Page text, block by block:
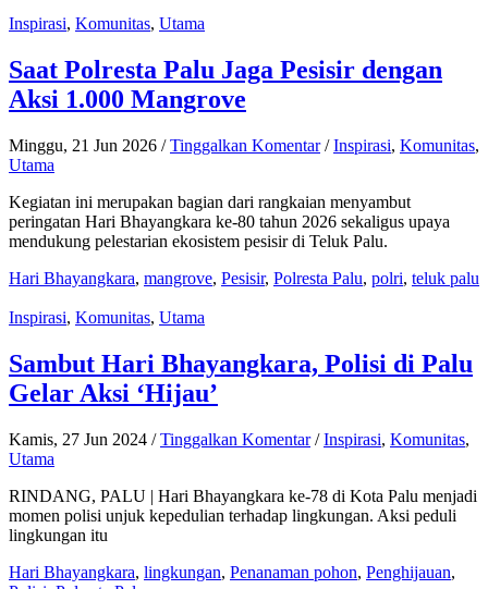
Inspirasi, Komunitas, Utama
Saat Polresta Palu Jaga Pesisir dengan
Aksi 1.000 Mangrove
Minggu, 21 Jun 2026 /Tinggalkan Komentar /Inspirasi, Komunitas,
Utama
Kegiatan ini merupakan bagian dari rangkaian menyambut
peringatan Hari Bhayangkara ke-80 tahun 2026 sekaligus upaya
mendukung pelestarian ekosistem pesisir di Teluk Palu.
Hari Bhayangkara, mangrove, Pesisir, Polresta Palu, polri, teluk palu
Inspirasi, Komunitas, Utama
Sambut Hari Bhayangkara, Polisi di Palu
Gelar Aksi ‘Hijau’
Kamis, 27 Jun 2024 /Tinggalkan Komentar /Inspirasi, Komunitas,
Utama
RINDANG, PALU | Hari Bhayangkara ke-78 di Kota Palu menjadi
momen polisi unjuk kepedulian terhadap lingkungan. Aksi peduli
lingkungan itu
Hari Bhayangkara, lingkungan, Penanaman pohon, Penghijauan,